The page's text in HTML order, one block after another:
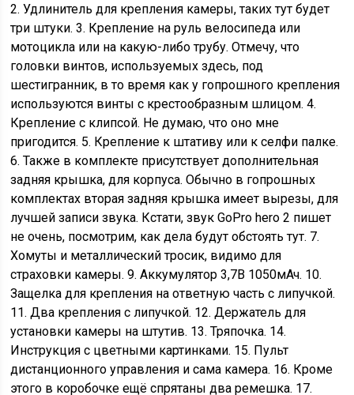
2. Удлинитель для крепления камеры, таких тут будет
три штуки. 3. Крепление на руль велосипеда или
мотоцикла или на какую-либо трубу. Отмечу, что
головки винтов, используемых здесь, под
шестигранник, в то время как у гопрошного крепления
используются винты с крестообразным шлицом. 4.
Крепление с клипсой. Не думаю, что оно мне
пригодится. 5. Крепление к штативу или к селфи палке.
6. Также в комплекте присутствует дополнительная
задняя крышка, для корпуса. Обычно в гопрошных
комплектах вторая задняя крышка имеет вырезы, для
лучшей записи звука. Кстати, звук GoPro hero 2 пишет
не очень, посмотрим, как дела будут обстоять тут. 7.
Хомуты и металлический тросик, видимо для
страховки камеры. 9. Аккумулятор 3,7В 1050мАч. 10.
Защелка для крепления на ответную часть с липучкой.
11. Два крепления с липучкой. 12. Держатель для
установки камеры на штутив. 13. Тряпочка. 14.
Инструкция с цветными картинками. 15. Пульт
дистанционного управления и сама камера. 16. Кроме
этого в коробочке ещё спрятаны два ремешка. 17.